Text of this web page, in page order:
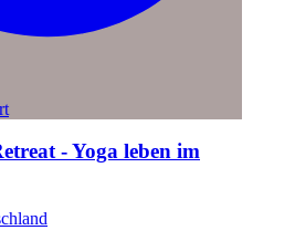
- Yoga leben im